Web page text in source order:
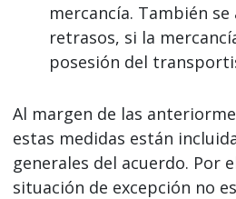
mercancía. También se
retrasos, si la
posesión del
Al margen de las
estas medidas están
generales del acuerdo. Por
situación de excepción no